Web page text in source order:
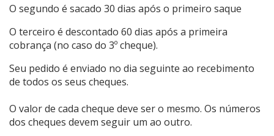
O segundo é sacado 30 dias após o primeiro saque
O terceiro é descontado 60 dias após a primeira
cobrança (no caso do 3º cheque).
Seu pedido é enviado no dia seguinte ao recebimento
de todos os seus cheques.
O valor de cada cheque deve ser o mesmo. Os números
dos cheques devem seguir um ao outro.